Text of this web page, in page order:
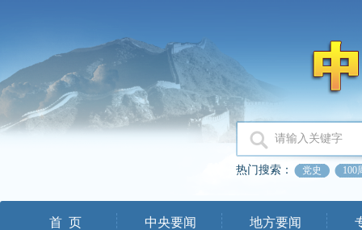
热门搜索： 党史 100
首 页 中央要闻 地方要闻